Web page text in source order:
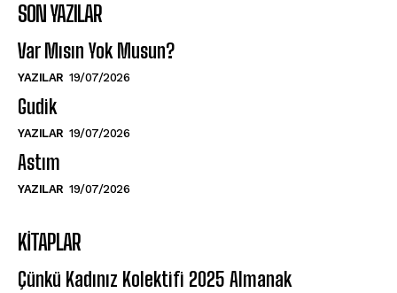
SON YAZILAR
Var Mısın Yok Musun?
YAZILAR 19/07/2026
Gudik
YAZILAR 19/07/2026
Astım
YAZILAR 19/07/2026
KITAPLAR
Çünkü Kadınız Kolektifi 2025 Almanak